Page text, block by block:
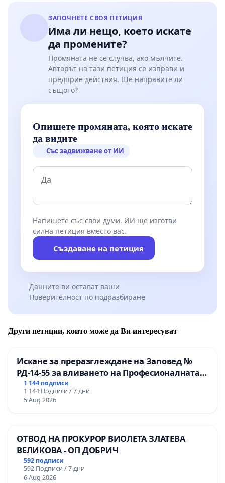
на Доставчика/Работодателя по МЛП) отсъствие
от населеното място и дома - основно работно
място за Личния асистент, до 1/3 (една трета) от
определения брой часове за предоставяне на
лична помощ по МЛП в един календарен месец.
При заявено такова отсъствие за повече от два
дни, следва да се посочи и адресът, на който
потребителят и асистентът ще може да бъдат
открити и евентуално посетени от местен
мобилен екип - отново след предварителна
уговорка по телефона.
ЗАПОЧНЕТЕ СВОЯ ПЕТИЦИЯ
Има ли нещо, което искате
да промените?
Промяната не се случва, ако мълчите.
Авторът на тази петиция се изправи и
предприе действия. Ще направите ли
същото?
Опишете промяната, която искате
да видите
Със задвижване от ИИ
Напишете със свои думи. ИИ ще изготви
силна петиция вместо вас.
Създаване на петиция
Данните ви остават ваши
Поверителност по подразбиране
Други петиции, които може да Ви интересуват
Искане за преразглеждане на Заповед №
РД-14-55 за вливането на Професионалната
гимназия по промишлени технологии в
Професионалната гимназия по икономика и
мениджмънт – гр. Пазарджик
1 144 подписи
1 144 Подписи / 7 дни
5 Aug 2026
ОТВОД НА ПРОКУРОР ВИОЛЕТА ЗЛАТЕВА
ВЕЛИКОВА - ОП ДОБРИЧ
592 подписи
592 Подписи / 7 дни
6 Aug 2026